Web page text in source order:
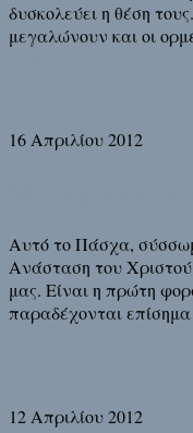
δυσκολεύει η θέση
μεγαλώνουν και οι
16 Απριλίου 2012
Αυτό το Πάσχα,
Ανάσταση του
μας. Είναι η πρώτη
παραδέχονται
12 Απριλίου 2012